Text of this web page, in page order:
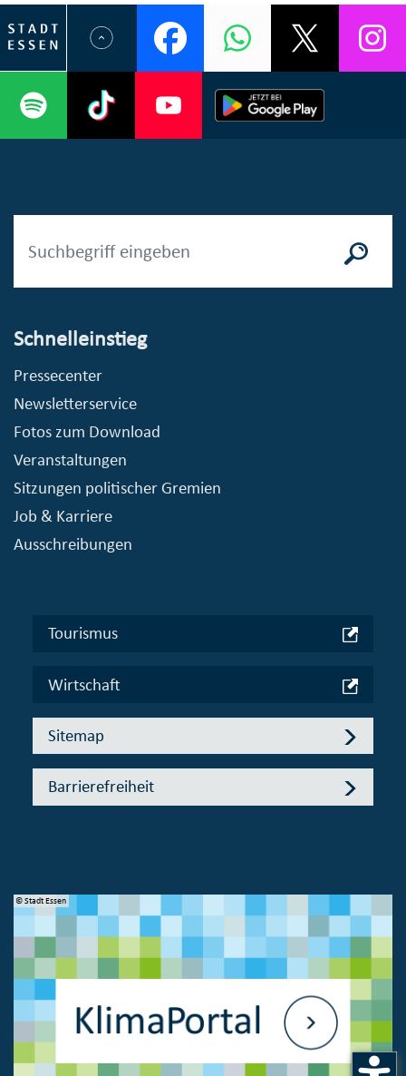
Schnelleinstieg
Pressecenter
Newsletterservice
Fotos zum Download
Veranstaltungen
Sitzungen politischer Gremien
Job & Karriere
Ausschreibungen
Tourismus
Wirtschaft
Sitemap
Barrierefreiheit
© Stadt Essen